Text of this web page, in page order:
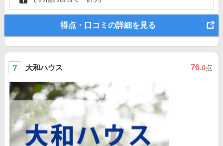
得点・口コミの詳細を見る
大和ハウス 76.0点